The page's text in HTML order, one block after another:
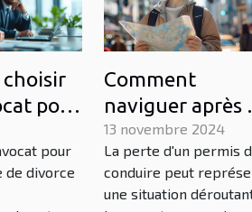
pour
pour
de divorce
Comment
naviguer après
retrait de permis
stratégies et
conseils
13 novembre 2024
La perte d'un permis
conduire peut
une situation